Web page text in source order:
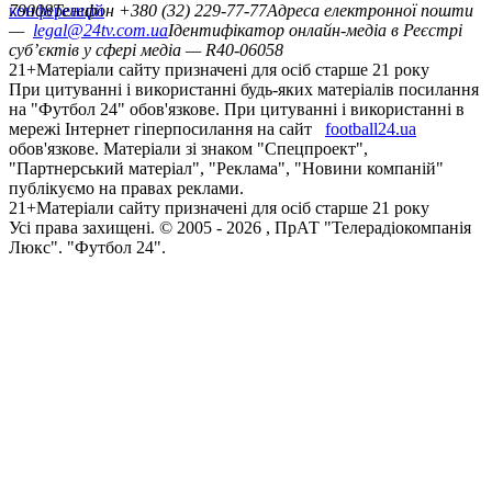
конференцій
79008Телефон +380 (32) 229-77-77Адреса електронної пошти
— legal@24tv.com.uaІдентифікатор онлайн-медіа в Реєстрі
суб’єктів у сфері медіа — R40-06058
21+Матеріали сайту призначені для осіб старше 21 року
При цитуванні і використанні будь-яких матеріалів посилання
на "Футбол 24" обов'язкове. При цитуванні і використанні в
мережі Інтернет гіперпосилання на сайт
football24.ua
обов'язкове. Матеріали зі знаком "Спецпроект",
"Партнерський матеріал", "Реклама", "Новини компаній"
публікуємо на правах реклами.
21+Матеріали сайту призначені для осіб старше 21 року
Усi права захищенi. © 2005 - 2026 , ПрАТ "Телерадіокомпанія
Люкс". "Футбол 24".